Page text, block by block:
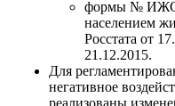
формы № ИЖС
населением
Росстата от
21.12.2015.
Для
негативное
реализованы